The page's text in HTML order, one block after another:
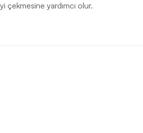
çekmesine yardımcı olur.